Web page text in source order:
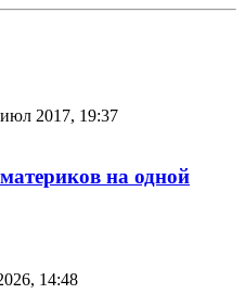
2017, 19:37
на одной
14:48